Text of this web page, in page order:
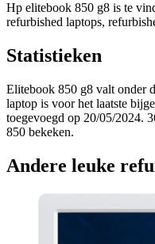
Hp elitebook 850 g8 is te
refurbished laptops,
Statistieken
Elitebook 850 g8 valt onder
laptop is voor het laatste
toegevoegd op 20/05/2024.
850 bekeken.
Andere leuke